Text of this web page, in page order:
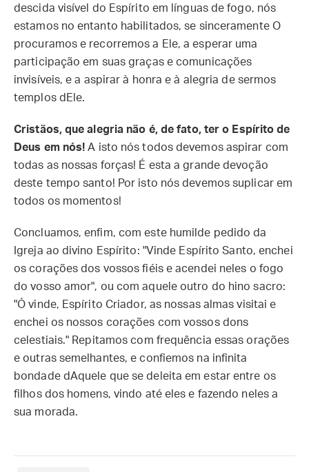
descida visível do Espírito em línguas de fogo, nós
estamos no entanto habilitados, se sinceramente O
procuramos e recorremos a Ele, a esperar uma
participação em suas graças e comunicações
invisíveis, e a aspirar à honra e à alegria de sermos
templos dEle.
Cristãos, que alegria não é, de fato, ter o Espírito de
Deus em nós! A isto nós todos devemos aspirar com
todas as nossas forças! É esta a grande devoção
deste tempo santo! Por isto nós devemos suplicar em
todos os momentos!
Concluamos, enfim, com este humilde pedido da
Igreja ao divino Espírito: "Vinde Espírito Santo, enchei
os corações dos vossos fiéis e acendei neles o fogo
do vosso amor", ou com aquele outro do hino sacro:
"Ó vinde, Espírito Criador, as nossas almas visitai e
enchei os nossos corações com vossos dons
celestiais." Repitamos com frequência essas orações
e outras semelhantes, e confiemos na infinita
bondade dAquele que se deleita em estar entre os
filhos dos homens, vindo até eles e fazendo neles a
sua morada.